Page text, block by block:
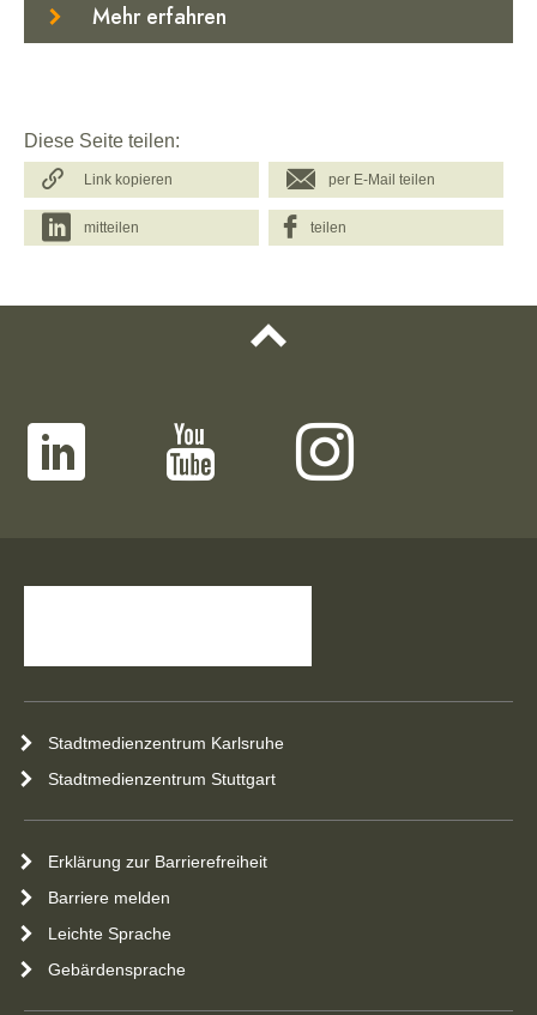
Mehr erfahren
Diese Seite teilen:
Link kopieren per E-Mail teilen
mitteilen teilen
Stadtmedienzentrum Karlsruhe
Stadtmedienzentrum Stuttgart
Erklärung zur Barrierefreiheit
Barriere melden
Leichte Sprache
Gebärdensprache